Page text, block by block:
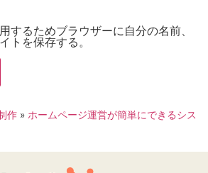
するためブラウザーに自分の名前、
トを保存する。
作 » ホームページ運営が簡単にできるシス